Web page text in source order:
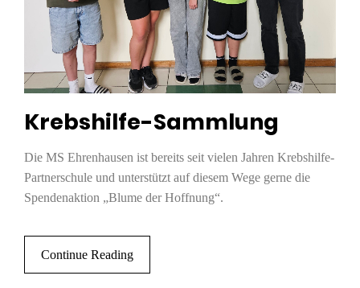
Krebshilfe-Sammlung
Die MS Ehrenhausen ist bereits seit vielen Jahren Krebshilfe-
Partnerschule und unterstützt auf diesem Wege gerne die
Spendenaktion „Blume der Hoffnung“.
Continue Reading